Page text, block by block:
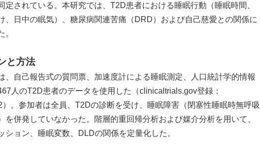
定されている。本研究では、T2D患者における睡眠行動（睡眠時間、
、日中の眠気）、糖尿病関連苦痛（DRD）および自己慈愛との関係に
。
と方法
、自己報告式の質問票、加速度計による睡眠測定、人口統計学的情報
人のT2D患者のデータを使用した（clinicaltrials.gov登録：
。参加者は全員、T2Dの診断を受け、睡眠障害（閉塞性睡眠時無呼吸
を併発していなかった。階層的重回帰分析および媒介分析を用いて、
ション、睡眠変数、DLDの関係を定量化した。